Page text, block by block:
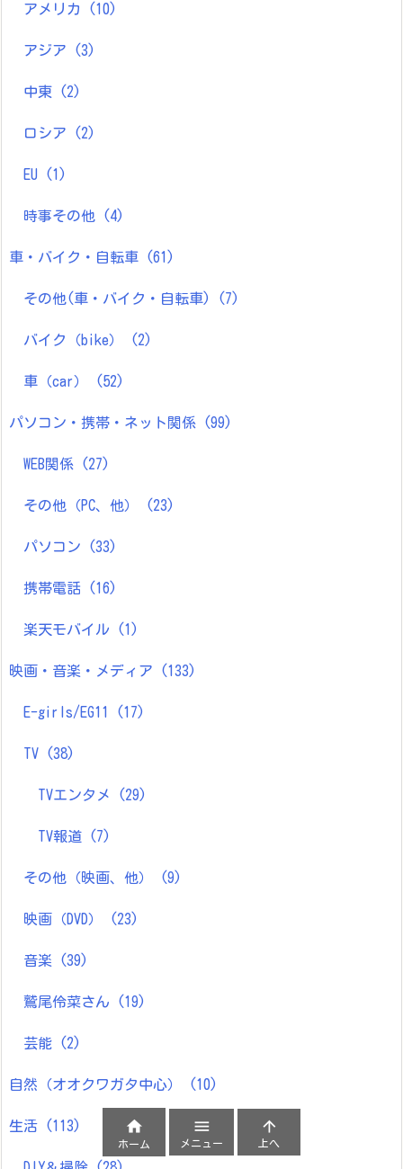
アメリカ (10)
アジア (3)
中東 (2)
ロシア (2)
EU (1)
時事その他 (4)
車・バイク・自転車 (61)
その他(車・バイク・自転車) (7)
バイク（bike） (2)
車（car） (52)
パソコン・携帯・ネット関係 (99)
WEB関係 (27)
その他（PC、他） (23)
パソコン (33)
携帯電話 (16)
楽天モバイル (1)
映画・音楽・メディア (133)
E-girls/EG11 (17)
TV (38)
TVエンタメ (29)
TV報道 (7)
その他（映画、他） (9)
映画（DVD） (23)
音楽 (39)
鷲尾伶菜さん (19)
芸能 (2)
自然（オオクワガタ中心） (10)
生活 (113) 
ホーム

メニュー

上へ